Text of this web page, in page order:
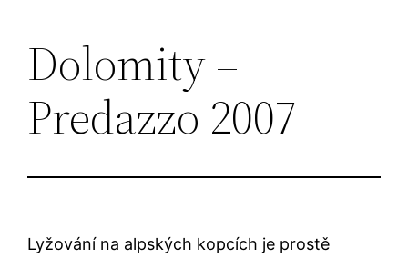
Dolomity –
Predazzo 2007
Lyžování na alpských kopcích je prostě